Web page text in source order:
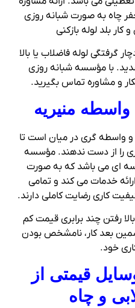
حفر چاه به صورت شبانه روزی
بلد لوله بازکنی
گرفتگی لوله فاضلاب یا بالا
با مؤسسه شبانه روزی
و مشاوره تماس بگیرید.
واسطه منیریه
واسطه گری در میان است تا
را از دست ندهند. مؤسسه
ای می باشد که به صورت
خدمات می کند و تمامی
کاری رضایت کاملی دارند.
رفتن چند برابری قیمت کم
بعد کار، نامشخص بودن
خود.
قیمتی از
و چاه